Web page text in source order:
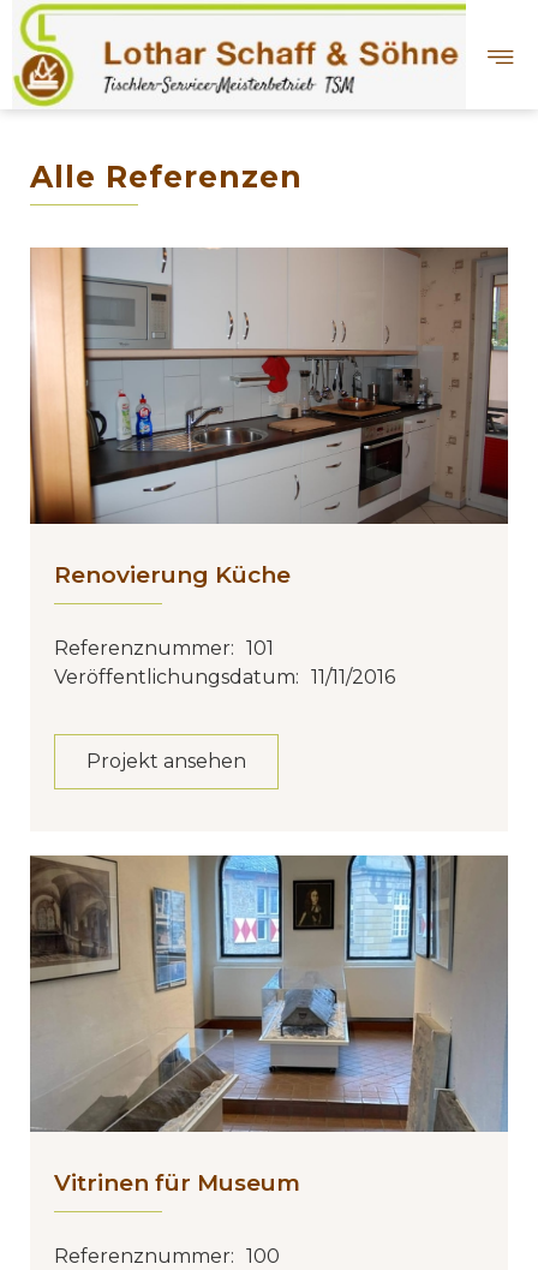
Alle Referenzen
Renovierung Küche
Referenznummer: 101
Veröffentlichungsdatum: 11/11/2016
Projekt ansehen
Vitrinen für Museum
Referenznummer: 100